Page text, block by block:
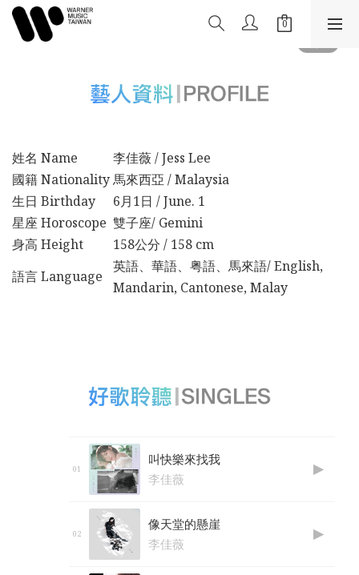
姓名 Name
李佳薇 / Jess Lee
國籍 Nationality馬來西亞 / Malaysia
生日 Birthday
6月1日 / June. 1
星座 Horoscope 雙子座/ Gemini
身高 Height
158公分 / 158 cm
語言 Language
英語、華語、粤語、馬來語/ English,
Mandarin, Cantonese, Malay
叫快樂來找我
李佳薇
像天堂的懸崖
李佳薇